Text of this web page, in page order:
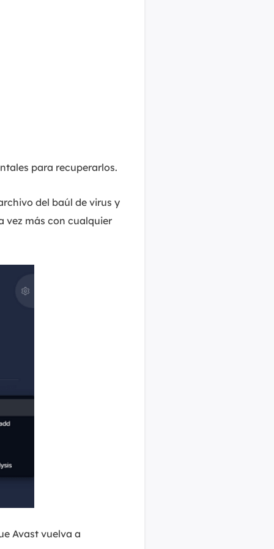
para recuperarlos.
del baúl de virus y
vez más con cualquier
Avast vuelva a